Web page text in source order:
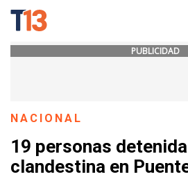
PUBLICIDAD
NACIONAL
19 personas
clandestina en